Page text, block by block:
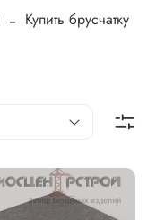
Купить брусчатку